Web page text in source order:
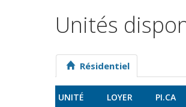
Unités
Résidentiel
UNITÉ LOYER PI.CA